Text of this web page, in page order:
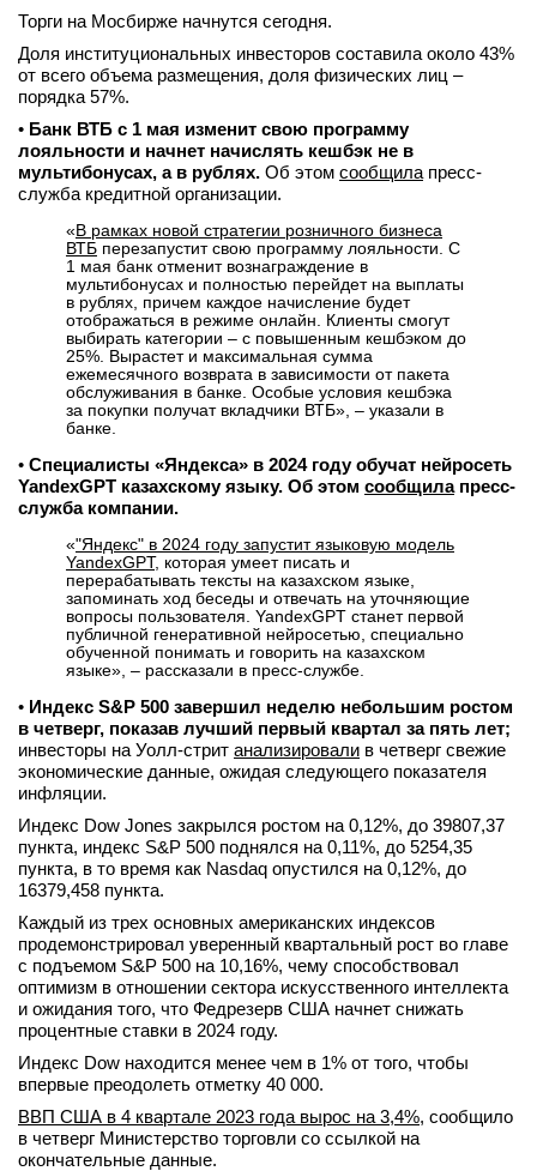
Торги на Мосбирже начнутся сегодня.
Доля институциональных инвесторов составила около 43%
от всего объема размещения, доля физических лиц –
порядка 57%.
• Банк ВТБ с 1 мая изменит свою программу
лояльности и начнет начислять кешбэк не в
мультибонусах, а в рублях. Об этом сообщила пресс-
служба кредитной организации.
«В рамках новой стратегии розничного бизнеса
ВТБ перезапустит свою программу лояльности. С
1 мая банк отменит вознаграждение в
мультибонусах и полностью перейдет на выплаты
в рублях, причем каждое начисление будет
отображаться в режиме онлайн. Клиенты смогут
выбирать категории – с повышенным кешбэком до
25%. Вырастет и максимальная сумма
ежемесячного возврата в зависимости от пакета
обслуживания в банке. Особые условия кешбэка
за покупки получат вкладчики ВТБ», – указали в
банке.
• Специалисты «Яндекса» в 2024 году обучат нейросеть
YandexGPT казахскому языку. Об этом сообщилапресс-
служба компании.
«"Яндекс" в 2024 году запустит языковую модель
YandexGPT, которая умеет писать и
перерабатывать тексты на казахском языке,
запоминать ход беседы и отвечать на уточняющие
вопросы пользователя. YandexGPT станет первой
публичной генеративной нейросетью, специально
обученной понимать и говорить на казахском
языке», – рассказали в пресс-службе.
• Индекс S&P 500 завершил неделю небольшим ростом
в четверг, показав лучший первый квартал за пять лет;
инвесторы на Уолл-стрит анализировали в четверг свежие
экономические данные, ожидая следующего показателя
инфляции.
Индекс Dow Jones закрылся ростом на 0,12%, до 39807,37
пункта, индекс S&P 500 поднялся на 0,11%, до 5254,35
пункта​, в то время как ​Nasdaq опустился на 0,12%, до
16379,458 пункта​.
Каждый из трех основных американских индексов
продемонстрировал уверенный квартальный рост во главе
с подъемом S&P 500 на 10,16%, чему способствовал
оптимизм в отношении сектора искусственного интеллекта
и ожидания того, что Федрезерв США начнет снижать
процентные ставки в 2024 году.
Индекс Dow находится менее чем в 1% от того, чтобы
впервые преодолеть отметку 40 000.
ВВП США в 4 квартале 2023 года вырос на 3,4%, сообщило
в четверг Министерство торговли со ссылкой на
окончательные данные.